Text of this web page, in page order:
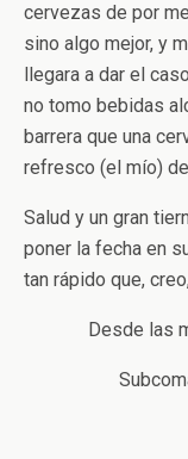
cervezas de por
sino algo mejor, y
llegara a dar el
no tomo bebidas
barrera que una
refresco (el mío)
Salud y un gran
poner la fecha en
tan rápido que,
Desde las